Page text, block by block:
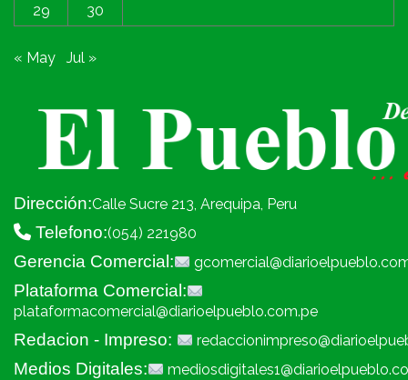
29
30
« May Jul »
Dirección:Calle Sucre 213, Arequipa, Peru
Telefono:(054) 221980
Gerencia Comercial:
Plataforma Comercial:
plataformacomercial@diarioelpueblo.com.pe
Redacion - Impreso:
Medios Digitales: